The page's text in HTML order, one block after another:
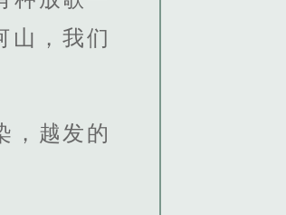
山，我们
，越发的